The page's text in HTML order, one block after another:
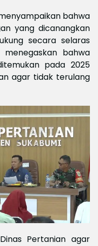
bahwa
yang dicanangkan
secara selaras
bahwa
pada 2025
agar tidak terulang
Pertanian agar